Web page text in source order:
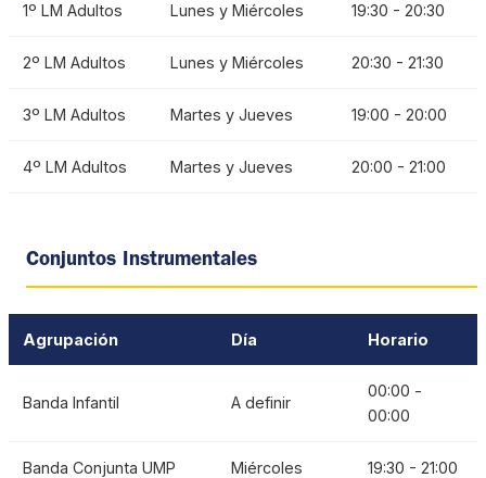
1º LM Adultos Lunes y Miércoles 19:30 - 20:30
2º LM Adultos Lunes y Miércoles 20:30 - 21:30
3º LM Adultos Martes y Jueves 19:00 - 20:00
4º LM Adultos Martes y Jueves 20:00 - 21:00
Conjuntos Instrumentales
Agrupación Día Horario
Banda Infantil A definir
00:00 -
00:00
Banda Conjunta UMP Miércoles 19:30 - 21:00